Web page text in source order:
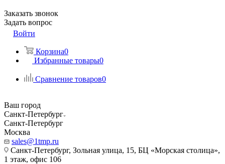
Заказать звонок
Задать вопрос
Войти
Корзина0
Избранные товары0
Сравнение товаров0
Ваш город
Санкт-Петербург
Санкт-Петербург
Москва
sales@1tmp.ru
Санкт-Петербург, Зольная улица, 15, БЦ «Морская столица»,
1 этаж, офис 106